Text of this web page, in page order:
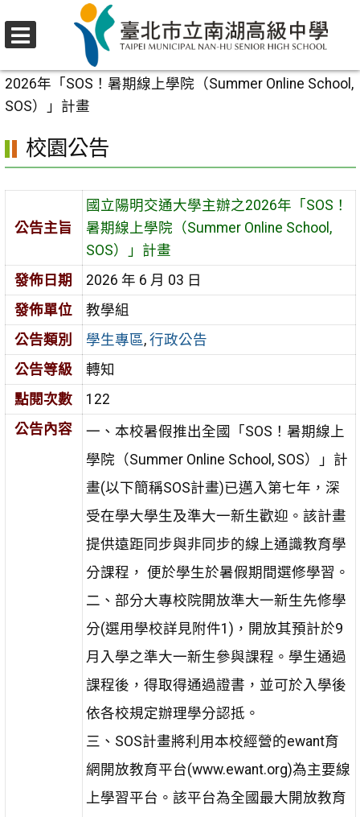
至
要
內
校園公告
2026年「SOS！暑期線上學院（Summer Online School,
SOS）」計畫
校園公告
公告主旨
國立陽明交通大學主辦之2026年「SOS！
暑期線上學院（Summer Online School,
SOS）」計畫
發佈日期
2026 年 6 月 03 日
發佈單位
教學組
公告類別
學生專區, 行政公告
公告等級
轉知
點閱次數
122
公告內容
一、本校暑假推出全國「SOS！暑期線上
學院（Summer Online School, SOS）」計
畫(以下簡稱SOS計畫)已邁入第七年，深
受在學大學生及準大一新生歡迎。該計畫
提供遠距同步與非同步的線上通識教育學
分課程， 便於學生於暑假期間選修學習。
二、部分大專校院開放準大一新生先修學
分(選用學校詳見附件1)，開放其預計於9
月入學之準大一新生參與課程。學生通過
課程後，得取得通過證書，並可於入學後
依各校規定辦理學分認抵。
三、SOS計畫將利用本校經營的ewant育
網開放教育平台(www.ewant.org)為主要線
上學習平台。該平台為全國最大開放教育
選
單